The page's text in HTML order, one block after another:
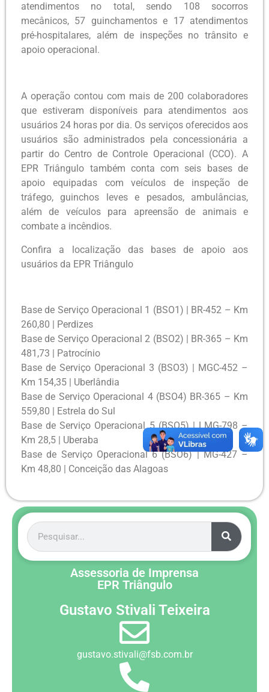
Assessoria de Imprensa
EPR Triângulo
Gustavo Stivali Teixeira
gustavo.stivali@fsb.com.br
atendimentos no total, sendo 108 socorros
mecânicos, 57 guinchamentos e 17 atendimentos
pré-hospitalares, além de inspeções no trânsito e
apoio operacional.
A operação contou com mais de 200 colaboradores
que estiveram disponíveis para atendimentos aos
usuários 24 horas por dia. Os serviços oferecidos aos
usuários são administrados pela concessionária a
partir do Centro de Controle Operacional (CCO). A
EPR Triângulo também conta com seis bases de
apoio equipadas com veículos de inspeção de
tráfego, guinchos leves e pesados, ambulâncias,
além de veículos para apreensão de animais e
combate a incêndios.
Confira a localização das bases de apoio aos
usuários da EPR Triângulo
Base de Serviço Operacional 1 (BSO1) | BR-452 – Km
260,80 | Perdizes
Base de Serviço Operacional 2 (BSO2) | BR-365 – Km
481,73 | Patrocínio
Base de Serviço Operacional 3 (BSO3) | MGC-452 –
Km 154,35 | Uberlândia
Base de Serviço Operacional 4 (BSO4) BR-365 – Km
559,80 | Estrela do Sul
Base de Serviço Operacional 5 (BSO5) | LMG-798 –
Km 28,5 | Uberaba
Base de Serviço Operacional 6 (BSO6) | MG-427 –
Km 48,80 | Conceição das Alagoas